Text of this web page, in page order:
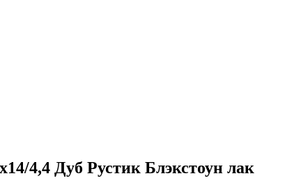
4,4 Дуб Рустик Блэкстоун лак